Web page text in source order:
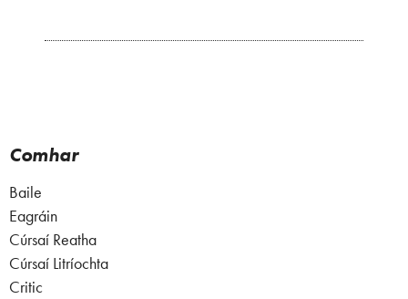
Comhar
Baile
Eagráin
Cúrsaí Reatha
Cúrsaí Litríochta
Critic